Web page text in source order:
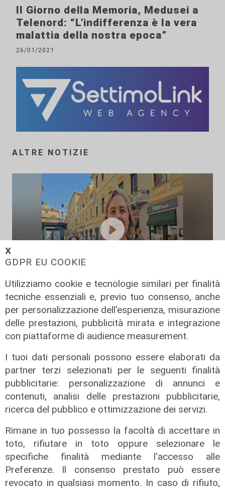
𝗫
GDPR EU COOKIE
Utilizziamo cookie e tecnologie similari per finalità
tecniche essenziali e, previo tuo consenso, anche
per personalizzazione dell'esperienza, misurazione
delle prestazioni, pubblicità mirata e integrazione
con piattaforme di audience measurement.
I tuoi dati personali possono essere elaborati da
partner terzi selezionati per le seguenti finalità
pubblicitarie: personalizzazione di annunci e
contenuti, analisi delle prestazioni pubblicitarie,
ricerca del pubblico e ottimizzazione dei servizi.
Rimane in tuo possesso la facoltà di accettare in
toto, rifiutare in toto oppure selezionare le
specifiche finalità mediante l'accesso alle
Preferenze. Il consenso prestato può essere
revocato in qualsiasi momento. In caso di rifiuto,
Il Giorno della Memoria, Medusei a
Telenord: “L’indifferenza è la vera
malattia della nostra epoca”
26/01/2021
ALTRE NOTIZIE
Le novità
Ass. Viscogliosi a Telenord: "A
Puntavagno un'area cani al posto di
Mondobimbo 2. La pizzeria verrà
su skate park"